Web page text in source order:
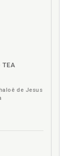
de Jesus